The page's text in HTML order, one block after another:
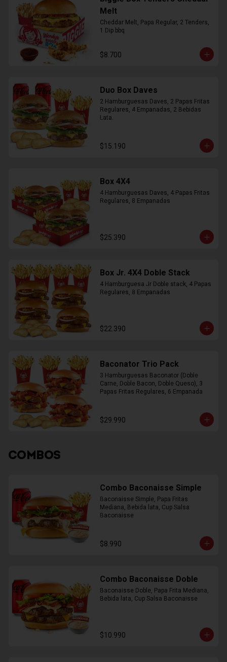
Melt
Cheddar Melt, Papa Regular, 2 Tenders,
1 Dip bbq
$8.700
Duo Box Daves
2 Hamburguesas Daves, 2 Papas Fritas
Regulares, 4 Empanadas, 2 Bebidas
Lata.
$15.190
Box 4X4
4 Hamburguesas Daves, 4 Papas Fritas
Regulares, 8 Empanadas
$25.390
Box Jr. 4X4 Doble Stack
4 Hamburguesa Jr Doble stack, 4 Papas
Regulares, 8 Empanadas
$22.390
Baconator Trio Pack
3 Hamburguesas Baconator (Doble
Carne, Doble Bacon, Doble Queso), 3
Papas Fritas Regulares, 6 Empanada
$29.990
COMBOS
Combo Baconaisse Simple
Baconaisse Simple, Papa Fritas
Mediana, Bebida lata, Cup Salsa
Baconaisse
$8.990
Combo Baconaisse Doble
Baconaisse Doble, Papa Frita Mediana,
Bebida lata, Cup Salsa Baconaisse
$10.990